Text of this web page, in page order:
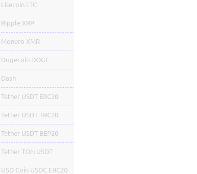
Litecoin LTC
Ripple XRP
Monero XMR
Dogecoin DOGE
Dash
Tether USDT ERC20
Tether USDT TRC20
Tether USDT BEP20
Tether TON USDT
USD Coin USDC ERC20